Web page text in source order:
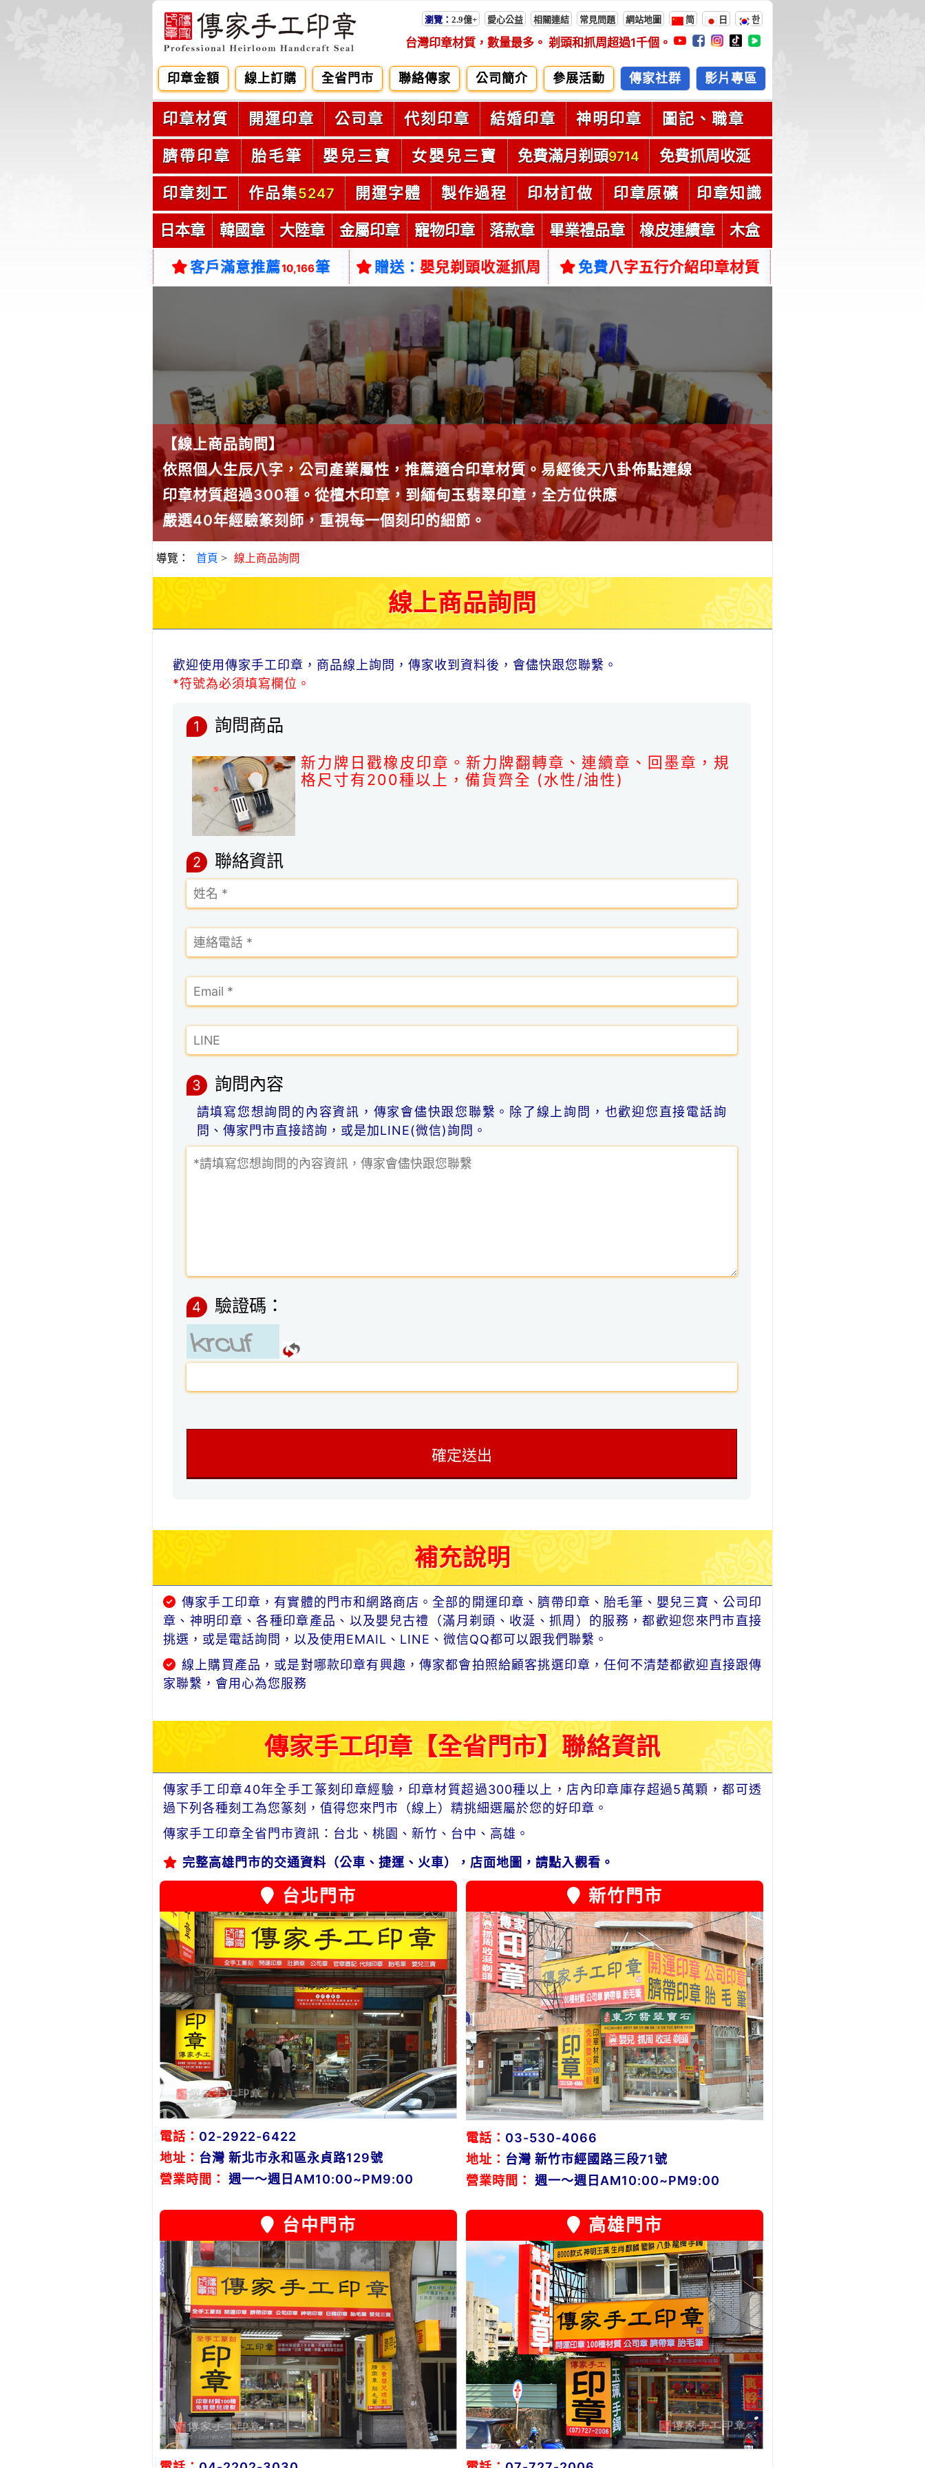
瀏覽： 2.9億+ 愛心公益 相關連結 常見問題 網站地圖 简 日 한
台灣印章材質，數量最多。 剃頭和抓周超過1千個。
印章金額 線上訂購 全省門市 聯絡傳家 公司簡介 參展活動 傳家社群 影片專區
印章材質 開運印章 公司章 代刻印章 結婚印章 神明印章 圖記、職章
臍帶印章 胎毛筆 嬰兒三寶 女嬰兒三寶 免費滿月剃頭9714 免費抓周收涎
印章刻工 作品集5247 開運字體 製作過程 印材訂做 印章原礦 印章知識
日本章 韓國章 大陸章 金屬印章 寵物印章 落款章 畢業禮品章 橡皮連續章 木盒
客戶滿意推薦10,166筆 贈送： 嬰兒剃頭收涎抓周 免費八字五行介紹印章材質
【線上商品詢問】
依照個人生辰八字，公司產業屬性，推薦適合印章材質。易經後天八卦佈點連線
印章材質超過300種。從檀木印章，到緬甸玉翡翠印章，全方位供應
嚴選40年經驗篆刻師，重視每一個刻印的細節。
導覽： 首頁 > 線上商品詢問
線上商品詢問
歡迎使用傳家手工印章，商品線上詢問，傳家收到資料後，會儘快跟您聯繫。
*符號為必須填寫欄位。
1 詢問商品
新力牌日戳橡皮印章。新力牌翻轉章、連續章、回墨章，規
格尺寸有200種以上，備貨齊全 (水性/油性)
2 聯絡資訊
3 詢問內容
請填寫您想詢問的內容資訊，傳家會儘快跟您聯繫。除了線上詢問，也歡迎您直接電話詢
問、傳家門市直接諮詢，或是加LINE(微信)詢問。
4 驗證碼：
補充說明
傳家手工印章，有實體的門市和網路商店。全部的開運印章、臍帶印章、胎毛筆、嬰兒三寶、公司印
章、神明印章、各種印章產品、以及嬰兒古禮（滿月剃頭、收涎、抓周）的服務，都歡迎您來門市直接
挑選，或是電話詢問，以及使用EMAIL、LINE、微信QQ都可以跟我們聯繫。
線上購買產品，或是對哪款印章有興趣，傳家都會拍照給顧客挑選印章，任何不清楚都歡迎直接跟傳
家聯繫，會用心為您服務
傳家手工印章【全省門市】聯絡資訊
傳家手工印章40年全手工篆刻印章經驗，印章材質超過300種以上，店內印章庫存超過5萬顆，都可透
過下列各種刻工為您篆刻，值得您來門市（線上）精挑細選屬於您的好印章。
傳家手工印章全省門市資訊：台北、桃園、新竹、台中、高雄。
完整高雄門市的交通資料（公車、捷運、火車），店面地圖，請點入觀看。
台北門市
電話： 02-2922-6422
地址： 台灣 新北市永和區永貞路129號
營業時間：
週一～週日AM10:00~PM9:00
新竹門市
電話： 03-530-4066
地址： 台灣 新竹市經國路三段71號
營業時間：
週一～週日AM10:00~PM9:00
台中門市 高雄門市